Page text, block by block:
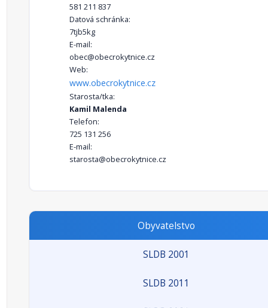
581 211 837
Datová schránka:
7tjb5kg
E-mail:
obec@obecrokytnice.cz
Web:
www.obecrokytnice.cz
Starosta/tka:
Kamil Malenda
Telefon:
725 131 256
E-mail:
starosta@obecrokytnice.cz
Obyvatelstvo
SLDB 2001
SLDB 2011